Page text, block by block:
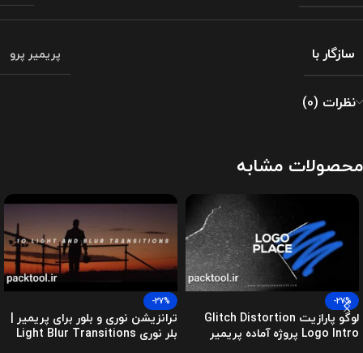
سازگار با پریمیر پرو
نظرات (0)
محصولات مشابه
-27%
لوگو پارازیت Glitch Distortion
Logo Intro پروژه آماده پریمیر
-27%
ترانزیشن نوری و بلور برای پریمیر |
بلر نوری Light Blur Transitions